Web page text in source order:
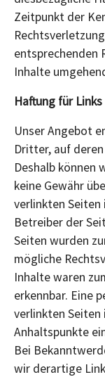
Zeitpunkt der
entsprechenden
Inhalte
Haftung für Links
Unser Angebot
Dritter, auf
Deshalb können
keine Gewähr
verlinkten
Betreiber der
Seiten wurden
mögliche
Inhalte waren
erkennbar. Eine
verlinkten
Anhaltspunkte
Bei
wir derartige